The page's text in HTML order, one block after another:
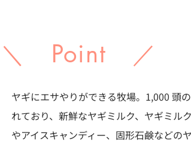
＼ Point ／
ヤギにエサやりができる牧場。1,000 頭
れており、新鮮なヤギミルク、ヤギミル
やアイスキャンディー、固形石鹸などの